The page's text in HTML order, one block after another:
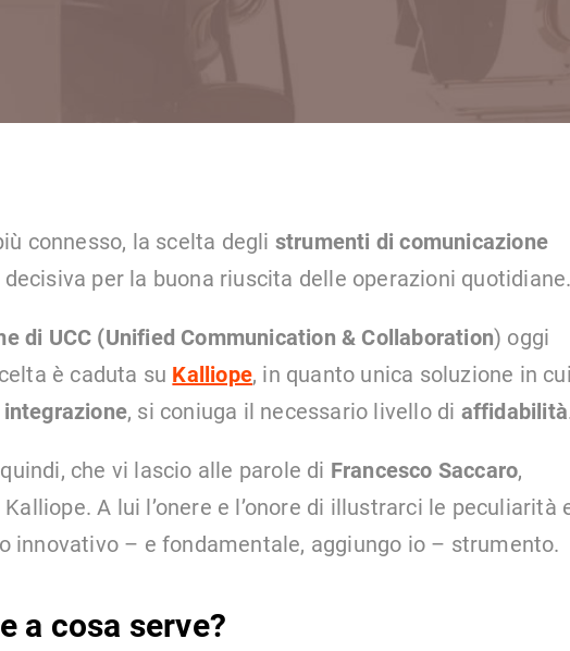
connesso, la scelta degli strumenti di comunicazione
decisiva per la buona riuscita delle operazioni quotidiane.
di UCC (Unified Communication & Collaboration) oggi
è caduta su Kalliope, in quanto unica soluzione in
, si coniuga il necessario livello di affidabilità
che vi lascio alle parole di Francesco Saccaro,
A lui l’onere e l’onore di illustrarci le peculiarità
innovativo – e fondamentale, aggiungo io – strumento.
a cosa serve?